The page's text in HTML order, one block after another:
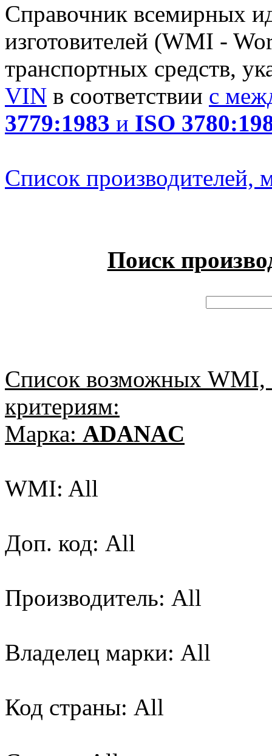
Справочник всемирных
изготовителей (WMI -
транспортных средств,
VIN в соответствии с
3779:1983 и ISO
Список производителей,
Поиск
Список возможных
критериям:
Марка: ADANAC
WMI: All
Доп. код: All
Производитель: All
Владелец марки: All
Код страны: All